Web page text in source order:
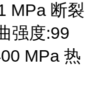
MPa 断裂
强度:99
MPa 热